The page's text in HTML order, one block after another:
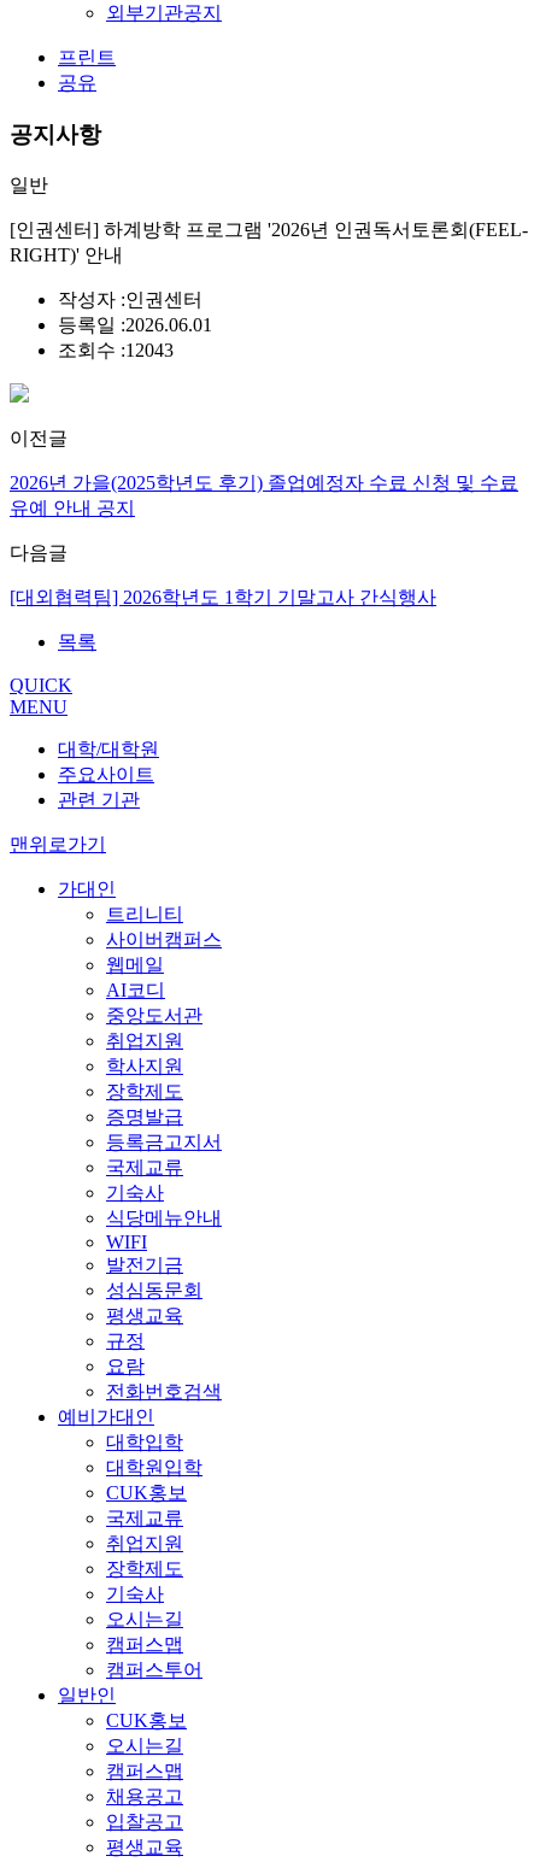
외부기관공지
프린트
공유
공지사항
일반
[인권센터] 하계방학 프로그램 '2026년 인권독서토론회(FEEL-
RIGHT)' 안내
작성자 :인권센터
등록일 :2026.06.01
조회수 :12043
이전글
2026년 가을(2025학년도 후기) 졸업예정자 수료 신청 및 수료
유예 안내 공지
다음글
[대외협력팀] 2026학년도 1학기 기말고사 간식행사
목록
QUICK
MENU
대학/대학원
주요사이트
관련 기관
맨위로가기
가대인
트리니티
사이버캠퍼스
웹메일
AI코디
중앙도서관
취업지원
학사지원
장학제도
증명발급
등록금고지서
국제교류
기숙사
식당메뉴안내
WIFI
발전기금
성심동문회
평생교육
규정
요람
전화번호검색
예비가대인
대학입학
대학원입학
CUK홍보
국제교류
취업지원
장학제도
기숙사
오시는길
캠퍼스맵
캠퍼스투어
일반인
CUK홍보
오시는길
캠퍼스맵
채용공고
입찰공고
평생교육